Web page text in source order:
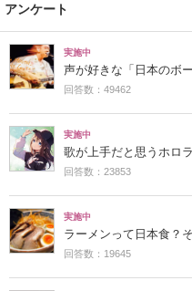
アンケート
実施中
声が好きな「日本のボ
回答数：49462
実施中
歌が上手だと思うホロ
回答数：23853
実施中
ラーメンって日本食？
回答数：19645